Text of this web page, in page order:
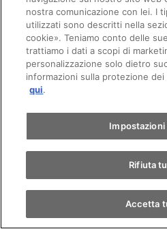
nostra comunicazione con lei. I
utilizzati sono descritti nella
cookie». Teniamo conto delle
trattiamo i dati a scopi di
personalizzazione solo dietro
informazioni sulla protezione
qui.
Impostazioni
Rifiuta
Accetta